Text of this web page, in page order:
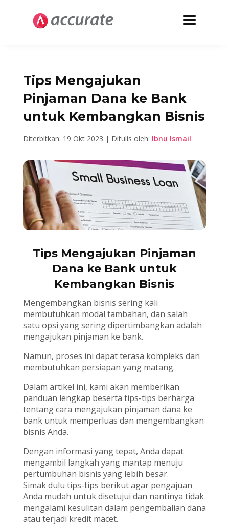
Tips Mengajukan
Pinjaman Dana ke Bank
untuk Kembangkan Bisnis
Diterbitkan: 19 Okt 2023 | Ditulis oleh: Ibnu Ismail
Tips Mengajukan Pinjaman
Dana ke Bank untuk
Kembangkan Bisnis
Mengembangkan bisnis sering kali
membutuhkan modal tambahan, dan salah
satu opsi yang sering dipertimbangkan adalah
mengajukan pinjaman ke bank.
Namun, proses ini dapat terasa kompleks dan
membutuhkan persiapan yang matang.
Dalam artikel ini, kami akan memberikan
panduan lengkap beserta tips-tips berharga
tentang cara mengajukan pinjaman dana ke
bank untuk memperluas dan mengembangkan
bisnis Anda.
Dengan informasi yang tepat, Anda dapat
mengambil langkah yang mantap menuju
pertumbuhan bisnis yang lebih besar.
Simak dulu tips-tips berikut agar pengajuan
Anda mudah untuk disetujui dan nantinya tidak
mengalami kesulitan dalam pengembalian dana
atau terjadi kredit macet.